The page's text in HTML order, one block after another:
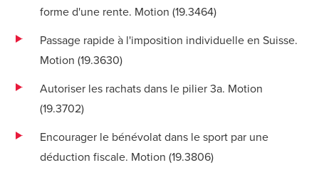
forme d'une rente. Motion (19.3464)
Passage rapide à l'imposition individuelle en Suisse.
Motion (19.3630)
Autoriser les rachats dans le pilier 3a. Motion
(19.3702)
Encourager le bénévolat dans le sport par une
déduction fiscale. Motion (19.3806)